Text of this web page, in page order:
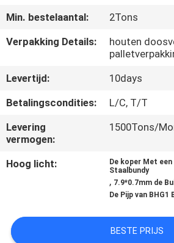
CONTACTEER
ONS
VERZOEK
EEN
CITAAT
SITEMAP
PRIVACYBELEID
Min. bestelaantal:
2Tons
Verpakking Details:
houten
Levertijd:
10days
Betalingscondities:
L/C, T/T
Levering
vermogen:
1500Tons/
Hoog licht:
De koper Met
Staalbundy
, 7.9*0.7mm de
De Pijp van BHG1
BESTE PRIJS